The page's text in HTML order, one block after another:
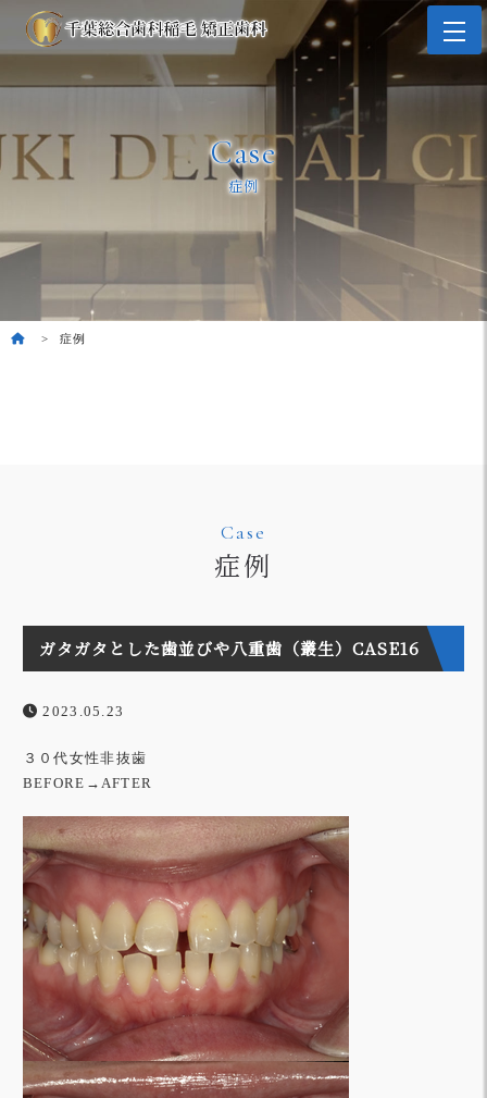
Case
症例
症例
Case
症例
ガタガタとした歯並びや八重歯（叢生）CASE16
2023.05.23
３０代女性非抜歯
BEFORE→AFTER